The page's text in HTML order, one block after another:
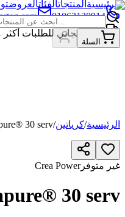
01063120914
شحن مجاني للطلبات
الرئيسية المنتجاتالفئاتالعروض
السلة
الرئيسية/كرياتين/
30 serv
غير متوفرCrea Power
30 serv